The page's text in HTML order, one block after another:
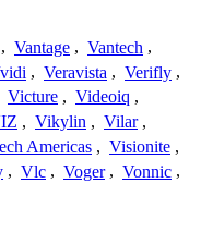
, Vantage , Vantech ,
, Veravista , Verifly ,
Victure , Videoiq ,
, Vikylin , Vilar ,
Americas , Visionite ,
, Vlc , Voger , Vonnic ,